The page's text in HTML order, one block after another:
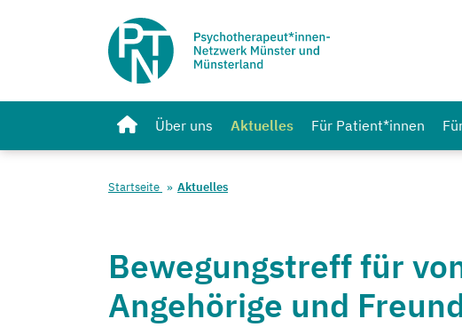
Über uns Aktuelles Für Patient*innen
Startseite Aktuelles
Bewegungstreff für
Angehörige und